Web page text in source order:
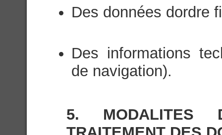
Des données dordre
Des informations
de navigation).
5. MODALITES